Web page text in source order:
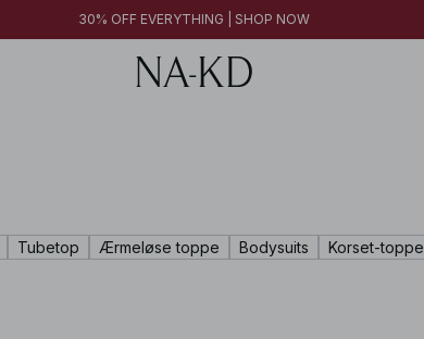
30% OFF EVERYTHING | SHOP NOW
Tubetop Ærmeløse toppe Bodysuits Korset-toppe